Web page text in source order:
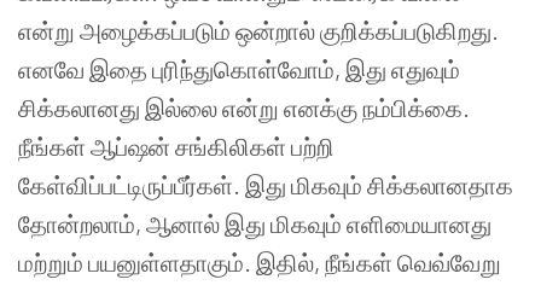
என்று அழைக்கப்படும் ஒன்றால் குறிக்கப்படுகிறது.
எனவே இதை புரிந்துகொள்வோம், இது எதுவும்
சிக்கலானது இல்லை என்று எனக்கு நம்பிக்கை.
நீங்கள் ஆப்ஷன் சங்கிலிகள் பற்றி
கேள்விப்பட்டிருப்பீர்கள். இது மிகவும் சிக்கலானதாக
தோன்றலாம், ஆனால் இது மிகவும் எளிமையானது
மற்றும் பயனுள்ளதாகும். இதில், நீங்கள் வெவ்வேறு